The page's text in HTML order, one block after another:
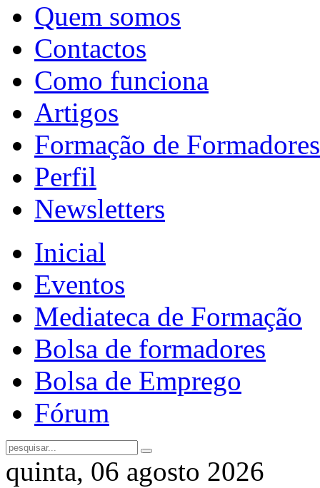
Quem somos
Contactos
Como funciona
Artigos
Formação de Formadores
Perfil
Newsletters
Inicial
Eventos
Mediateca de Formação
Bolsa de formadores
Bolsa de Emprego
Fórum
quinta, 06 agosto 2026